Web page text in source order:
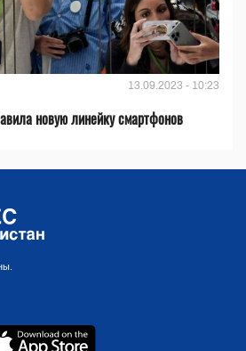
13.09.2023 - 10:23
новую линейку смартфонов